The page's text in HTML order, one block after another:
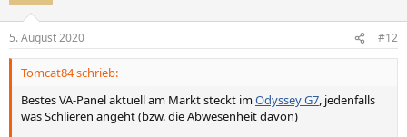
5. August 2020 #12
Tomcat84 schrieb:
Bestes VA-Panel aktuell am Markt steckt imOdyssey G7, jedenfalls
was Schlieren angeht (bzw. die Abwesenheit davon)